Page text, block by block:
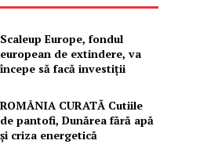
Scaleup Europe, fondul
european de extindere, va
începe să facă investiții
ROMÂNIA CURATĂ Cutiile
de pantofi, Dunărea fără apă
și criza energetică